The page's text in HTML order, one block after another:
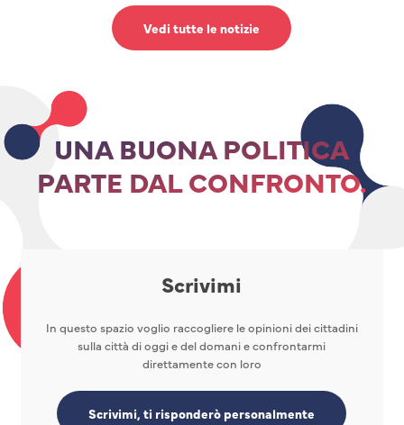
Vedi tutte le notizie
UNA BUONA POLITICA
PARTE DAL CONFRONTO.
Scrivimi
In questo spazio voglio raccogliere le opinioni dei cittadini
sulla città di oggi e del domani e confrontarmi
direttamente con loro
Scrivimi, ti risponderò personalmente